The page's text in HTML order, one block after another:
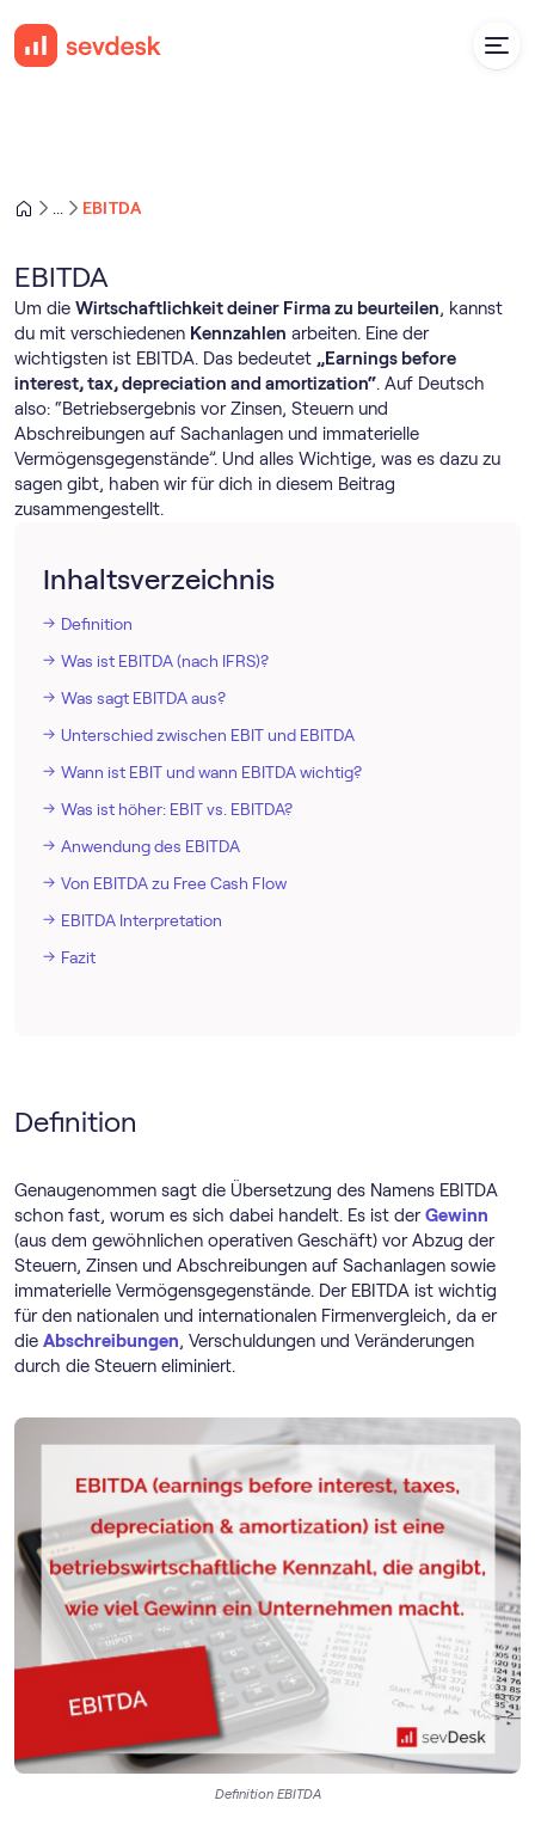
EBITDA
EBITDA
Um die Wirtschaftlichkeit deiner Firma zu beurteilen, kannst
du mit verschiedenen Kennzahlen arbeiten. Eine der
wichtigsten ist EBITDA. Das bedeutet „Earnings before
interest, tax, depreciation and amortization“. Auf Deutsch
also: “Betriebsergebnis vor Zinsen, Steuern und
Abschreibungen auf Sachanlagen und immaterielle
Vermögensgegenstände”. Und alles Wichtige, was es dazu zu
sagen gibt, haben wir für dich in diesem Beitrag
zusammengestellt.
Inhaltsverzeichnis
Definition
Was ist EBITDA (nach IFRS)?
Was sagt EBITDA aus?
Unterschied zwischen EBIT und EBITDA
Wann ist EBIT und wann EBITDA wichtig?
Was ist höher: EBIT vs. EBITDA?
Anwendung des EBITDA
Von EBITDA zu Free Cash Flow
EBITDA Interpretation
Fazit
Definition
Genaugenommen sagt die Übersetzung des Namens EBITDA
schon fast, worum es sich dabei handelt. Es ist derGewinn
(aus dem gewöhnlichen operativen Geschäft) vor Abzug der
Steuern, Zinsen und Abschreibungen auf Sachanlagen sowie
immaterielle Vermögensgegenstände. Der EBITDA ist wichtig
für den nationalen und internationalen Firmenvergleich, da er
die Abschreibungen, Verschuldungen und Veränderungen
durch die Steuern eliminiert.
Definition EBITDA